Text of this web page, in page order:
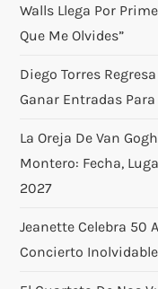
Walls Llega Por
Que Me Olvides”
Diego Torres
Ganar Entradas
La Oreja De Van
Montero: Fecha,
2027
Jeanette Celebra 50
Concierto